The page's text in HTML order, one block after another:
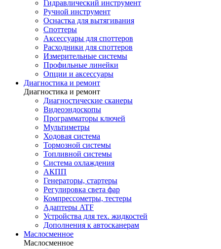
Гидравлический инструмент
Ручной инструмент
Оснастка для вытягивания
Споттеры
Аксессуары для споттеров
Расходники для споттеров
Измерительные системы
Профильные линейки
Опции и аксессуары
Диагностика и ремонт
Диагностика и ремонт
Диагностические сканеры
Видеоэндоскопы
Программаторы ключей
Мультиметры
Ходовая система
Тормозной системы
Топливной системы
Система охлаждения
АКПП
Генераторы, стартеры
Регулировка света фар
Компрессометры, тестеры
Адаптеры ATF
Устройства для тех. жидкостей
Дополнения к автосканерам
Маслосменное
Маслосменное